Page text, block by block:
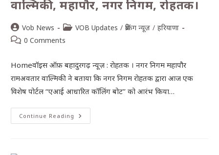
वाल्मिकी, महापौर, नगर निगम, रोहतक।
Vob News VOB Updates / ब्रेकिंग न्यूज़ / हरियाणा
0 Comments
Homeवॉइस ऑफ़ बहादुरगढ़ न्यूज़ : रोहतक । नगर निगम महापौर
रामअवतार वाल्मिकी ने बताया कि नगर निगम रोहतक द्वारा आज एक
विशेष पोर्टल ‘‘एआई आधारित कॉलिंग बोट’’ को आरंभ किया…
Continue Reading